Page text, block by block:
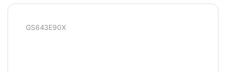
GS643E90X